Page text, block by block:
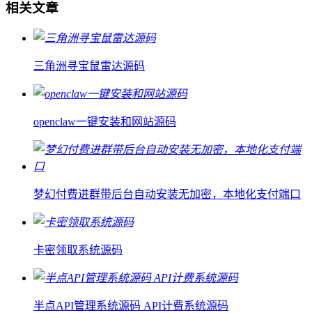
相关文章
三角洲寻宝鼠雷达源码
openclaw一键安装和网站源码
梦幻付费进群带后台自动安装无加密，本地化支付端口
卡密领取系统源码
半点API管理系统源码 API计费系统源码